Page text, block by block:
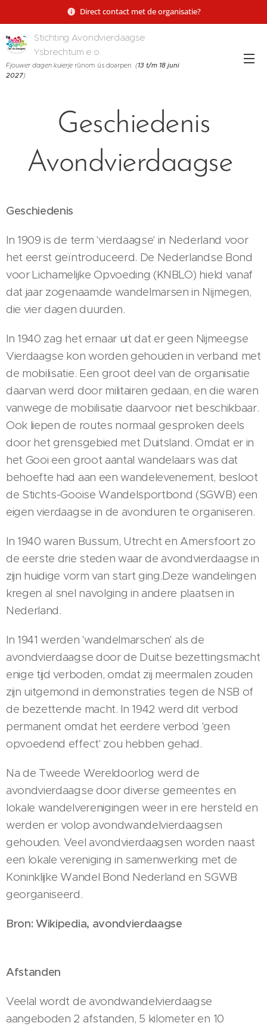
Direct contact met de organisatie?
Stichting Avondvierdaagse
Ysbrechtum e.o.
Fjouwer dagen kuierje rûnom ús doarpen (13 t/m 18 juni
2027)
Geschiedenis
Avondvierdaagse
Geschiedenis
In 1909 is de term 'vierdaagse' in Nederland voor
het eerst geïntroduceerd. De Nederlandse Bond
voor Lichamelijke Opvoeding (KNBLO) hield vanaf
dat jaar zogenaamde wandelmarsen in Nijmegen,
die vier dagen duurden.
In 1940 zag het ernaar uit dat er geen Nijmeegse
Vierdaagse kon worden gehouden in verband met
de mobilisatie. Een groot deel van de organisatie
daarvan werd door militairen gedaan, en die waren
vanwege de mobilisatie daarvoor niet beschikbaar.
Ook liepen de routes normaal gesproken deels
door het grensgebied met Duitsland. Omdat er in
het Gooi een groot aantal wandelaars was dat
behoefte had aan een wandelevenement, besloot
de Stichts-Gooise Wandelsportbond (SGWB) een
eigen vierdaagse in de avonduren te organiseren.
In 1940 waren Bussum, Utrecht en Amersfoort zo
de eerste drie steden waar de avondvierdaagse in
zijn huidige vorm van start ging.Deze wandelingen
kregen al snel navolging in andere plaatsen in
Nederland.
In 1941 werden 'wandelmarschen' als de
avondvierdaagse door de Duitse bezettingsmacht
enige tijd verboden, omdat zij meermalen zouden
zijn uitgemond in demonstraties tegen de NSB of
de bezettende macht. In 1942 werd dit verbod
permanent omdat het eerdere verbod 'geen
opvoedend effect' zou hebben gehad.
Na de Tweede Wereldoorlog werd de
avondvierdaagse door diverse gemeentes en
lokale wandelverenigingen weer in ere hersteld en
werden er volop avondwandelvierdaagsen
gehouden. Veel avondvierdaagsen worden naast
een lokale vereniging in samenwerking met de
Koninklijke Wandel Bond Nederland en SGWB
georganiseerd.
Bron: Wikipedia, avondvierdaagse
Afstanden
Veelal wordt de avondwandelvierdaagse
aangeboden 2 afstanden, 5 kilometer en 10